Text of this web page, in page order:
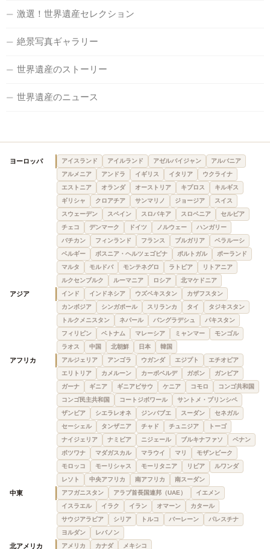
激選！世界遺産セレクション
絶景写真ギャラリー
世界遺産のストーリー
世界遺産のニュース
ヨーロッパ アイスランド アイルランド アゼルバイジャン
アルバニア
アルメニア
アンドラ イギリス イタリア
ウクライナ
エストニア
オランダ オーストリア キプロス
キルギス
ギリシャ
クロアチア サンマリノ ジョージア
スイス
スウェーデン
スペイン スロバキア スロベニア
セルビア
チェコ
デンマーク ドイツ ノルウェー
ハンガリー
バチカン
フィンランド フランス ブルガリア
ベラルーシ
ベルギー
ボスニア・ヘルツェゴビナ ポルトガル
ポーランド
マルタ
モルドバ モンテネグロ ラトビア
リトアニア
ルクセンブルク
ルーマニア ロシア 北マケドニア
アジア インド インドネシア ウズベキスタン
カザフスタン
カンボジア
シンガポール スリランカ タイ
タジキスタン
トルクメニスタン
ネパール バングラデシュ
パキスタン
フィリピン
ベトナム マレーシア ミャンマー
モンゴル
ラオス
中国 北朝鮮 日本 韓国
アフリカ アルジェリア アンゴラ ウガンダ エジプト
エチオピア
エリトリア
カメルーン カーボベルデ ガボン
ガンビア
ガーナ
ギニア ギニアビサウ ケニア コモロ
コンゴ共和国
コンゴ民主共和国
コートジボワール
サントメ・プリンシペ
ザンビア
シエラレオネ ジンバブエ スーダン
セネガル
セーシェル
タンザニア チャド チュニジア
トーゴ
ナイジェリア
ナミビア ニジェール ブルキナファソ
ベナン
ボツワナ
マダガスカル マラウイ マリ
モザンビーク
モロッコ
モーリシャス モーリタニア リビア
ルワンダ
レソト
中央アフリカ 南アフリカ 南スーダン
中東 アフガニスタン アラブ首長国連邦（UAE）
イエメン
イスラエル
イラク イラン オマーン
カタール
サウジアラビア
シリア トルコ バーレーン
パレスチナ
ヨルダン
レバノン
北アメリカ アメリカ カナダ メキシコ